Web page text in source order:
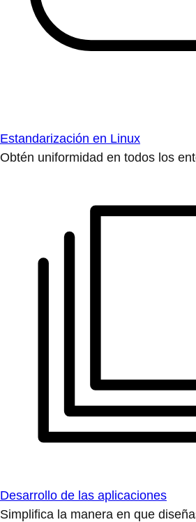
Estandarización en Linux
Obtén uniformidad en todos los
Desarrollo de las aplicaciones
Simplifica la manera en que